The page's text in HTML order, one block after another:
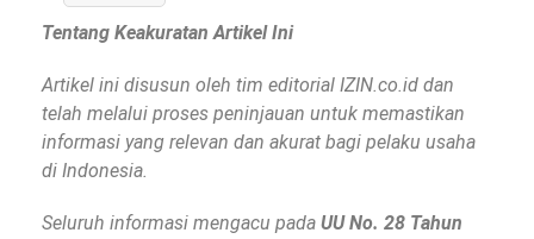
Tentang Keakuratan Artikel Ini
Artikel ini disusun oleh tim editorial IZIN.co.id dan
telah melalui proses peninjauan untuk memastikan
informasi yang relevan dan akurat bagi pelaku usaha
di Indonesia.
Seluruh informasi mengacu pada UU No. 28 Tahun